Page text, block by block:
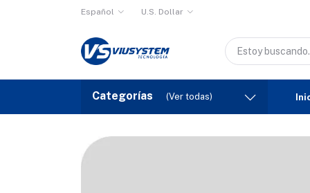
Español U.S. Dollar
Categorías (Ver todas)